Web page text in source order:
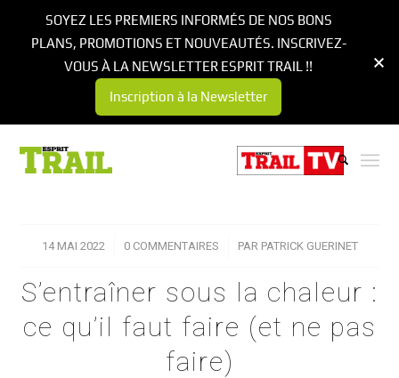
14 MAI 2022
/ 0 COMMENTAIRES
/ PAR PATRICK GUERINET
S’entraîner sous la chaleur :
ce qu’il faut faire (et ne pas
faire)
SOYEZ LES PREMIERS INFORMÉS DE NOS BONS
PLANS, PROMOTIONS ET NOUVEAUTÉS. INSCRIVEZ-
VOUS À LA NEWSLETTER ESPRIT TRAIL !!
Inscription à la Newsletter